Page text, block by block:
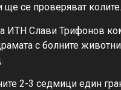
ще се проверяват колите.
ИТН Слави Трифонов
с болните
2-3 седмици един